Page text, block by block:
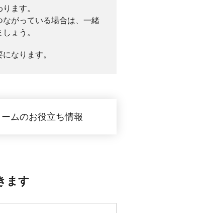
ます。
がっている場合は、一緒
ょう。
なります。
ムのお役立ち情報
ます